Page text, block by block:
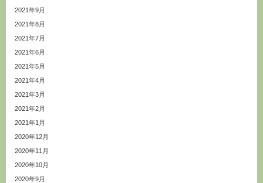
2021年9月
2021年8月
2021年7月
2021年6月
2021年5月
2021年4月
2021年3月
2021年2月
2021年1月
2020年12月
2020年11月
2020年10月
2020年9月